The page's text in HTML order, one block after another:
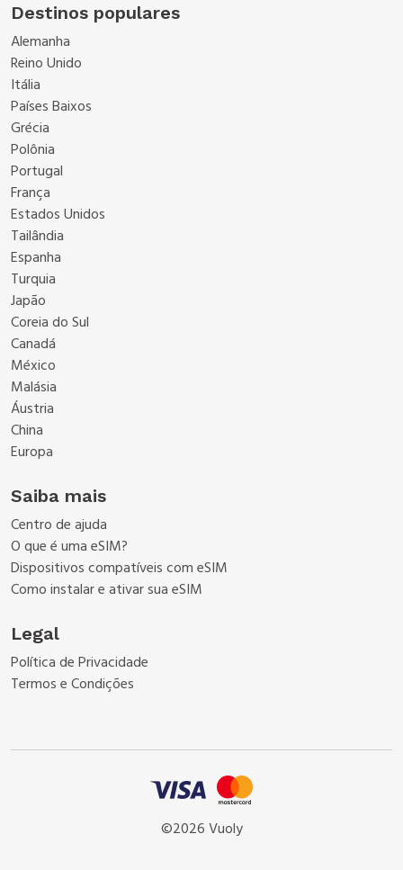
Destinos populares
Alemanha
Reino Unido
Itália
Países Baixos
Grécia
Polônia
Portugal
França
Estados Unidos
Tailândia
Espanha
Turquia
Japão
Coreia do Sul
Canadá
México
Malásia
Áustria
China
Europa
Saiba mais
Centro de ajuda
O que é uma eSIM?
Dispositivos compatíveis com eSIM
Como instalar e ativar sua eSIM
Legal
Política de Privacidade
Termos e Condições
©2026 Vuoly